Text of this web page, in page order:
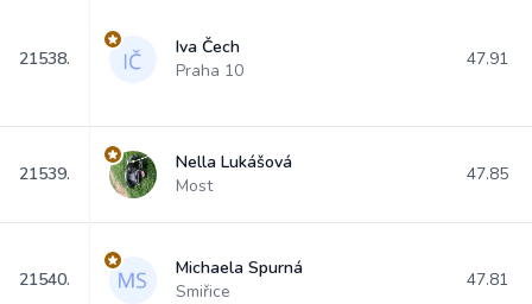
21538.
Iva Čech
Praha 10
47.91
21539.
Nella Lukášová
Most
47.85
21540.
Michaela Spurná
Smiřice
47.81